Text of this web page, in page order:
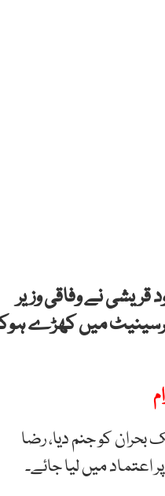
نے وفاقی وزیر
پرسینیٹ میں کھڑے
کو جنم دیا، رضا
اعتماد میں لیا جائے۔